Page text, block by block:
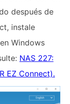
después de
instale
Windows
NAS 227:
EZ Connect).